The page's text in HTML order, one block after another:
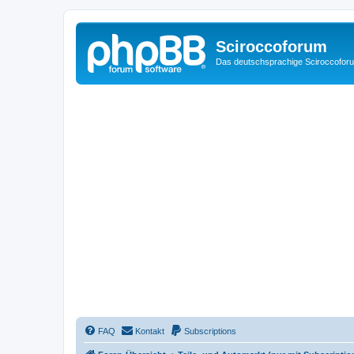
Sciroccoforum
Das deutschsprachige
FAQ Kontakt Subscriptions